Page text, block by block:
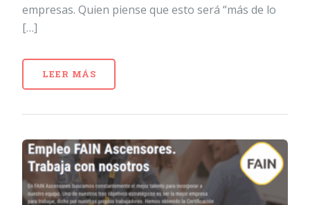
empresas. Quien piense que esto será “más de lo
[…]
LEER MÁS